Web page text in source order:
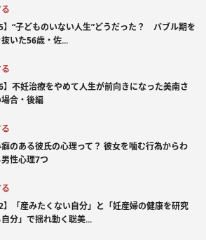
】“子どものいない人生”どうだった？ バブル期を
いた56歳・佐...
】不妊治療をやめて人生が前向きになった美南さ
合・後編
のある彼氏の心理って？ 彼女を噛む行為からわ
性心理7つ
】「産みたくない自分」と「妊産婦の健康を研究
分」で揺れ動く聡美...